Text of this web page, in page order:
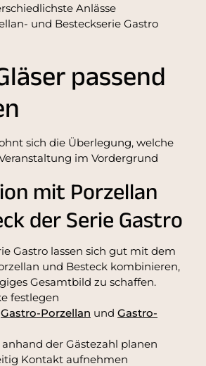
Anlässe
und Besteckserie Gastro
passend
sich die Überlegung, welche
im Vordergrund
mit Porzellan
der Serie Gastro
Gastro lassen sich gut mit dem
und Besteck kombinieren,
Gesamtbild zu schaffen.
festlegen
Gastro-Porzellan und Gastro-
der Gästezahl planen
Kontakt aufnehmen